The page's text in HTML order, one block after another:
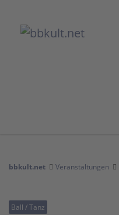
bbkult.net Veranstaltungen
Ball / Tanz